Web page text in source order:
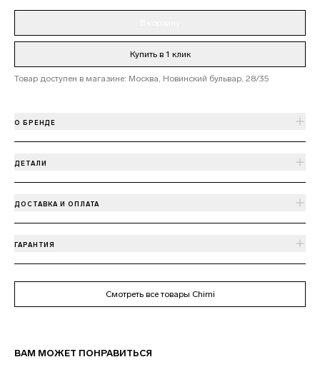
Купить в 1 клик
Товар доступен в магазине: Москва, Новинский бульвар, 28/35
О БРЕНДЕ
ДЕТАЛИ
ДОСТАВКА И ОПЛАТА
ГАРАНТИЯ
Смотреть все товары Chimi
ВАМ МОЖЕТ ПОНРАВИТЬСЯ